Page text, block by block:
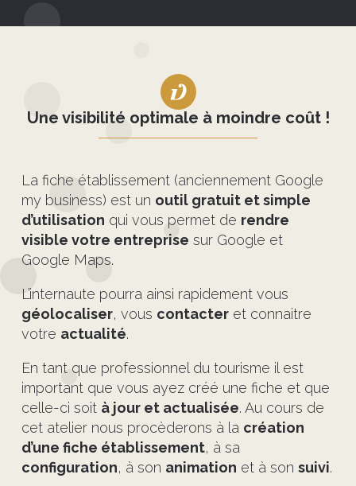
Une visibilité optimale à moindre coût !
La fiche établissement (anciennement Google
my business) est un outil gratuit et simple
d’utilisation qui vous permet de rendre
visible votre entreprise sur Google et
Google Maps.
L’internaute pourra ainsi rapidement vous
géolocaliser, vous contacter et connaitre
votre actualité.
En tant que professionnel du tourisme il est
important que vous ayez créé une fiche et que
celle-ci soit à jour et actualisée. Au cours de
cet atelier nous procèderons à la création
d’une fiche établissement, à sa
configuration, à son animation et à son suivi.